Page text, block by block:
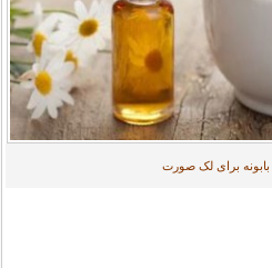
برای لک صورت